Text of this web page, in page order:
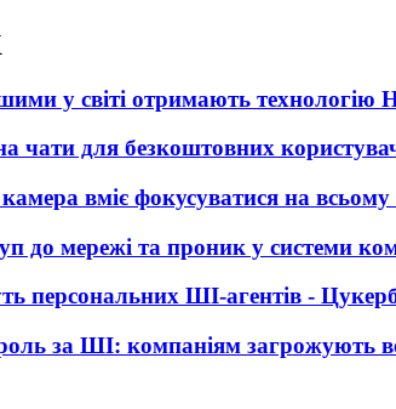
у світі отримають технологію
чати для безкоштовних
вміє фокусуватися на всьому
до мережі та проник у системи
персональних ШІ-агентів -
за ШІ: компаніям загрожують